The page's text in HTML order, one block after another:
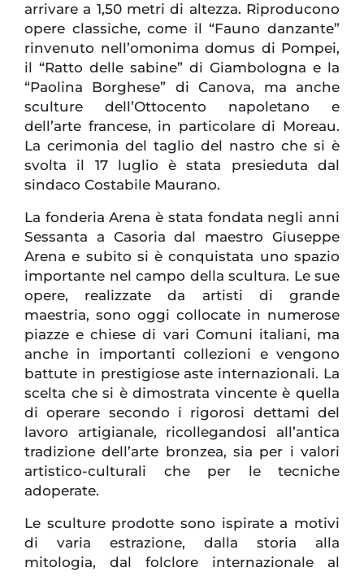
arrivare a 1,50 metri di altezza. Riproducono
opere classiche, come il “Fauno danzante”
rinvenuto nell’omonima domus di Pompei,
il “Ratto delle sabine” di Giambologna e la
“Paolina Borghese” di Canova, ma anche
sculture dell’Ottocento napoletano e
dell’arte francese, in particolare di Moreau.
La cerimonia del taglio del nastro che si è
svolta il 17 luglio è stata presieduta dal
sindaco Costabile Maurano.
La fonderia Arena è stata fondata negli anni
Sessanta a Casoria dal maestro Giuseppe
Arena e subito si è conquistata uno spazio
importante nel campo della scultura. Le sue
opere, realizzate da artisti di grande
maestria, sono oggi collocate in numerose
piazze e chiese di vari Comuni italiani, ma
anche in importanti collezioni e vengono
battute in prestigiose aste internazionali. La
scelta che si è dimostrata vincente è quella
di operare secondo i rigorosi dettami del
lavoro artigianale, ricollegandosi all’antica
tradizione dell’arte bronzea, sia per i valori
artistico-culturali che per le tecniche
adoperate.
Le sculture prodotte sono ispirate a motivi
di varia estrazione, dalla storia alla
mitologia, dal folclore internazionale al